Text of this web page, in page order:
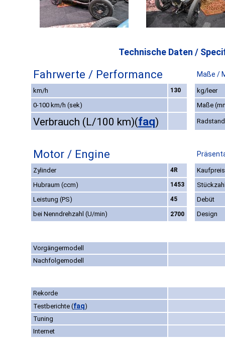
Technische Daten /
Fahrwerte / Performance Maße /
km/h 130
kg/leer
0-100 km/h (sek)
Maße
Verbrauch (L/100 km)(faq)
Motor / Engine
Zylinder 4R
Hubraum (ccm)
1453
Leistung (PS)
45
Debüt
bei Nenndrehzahl (U/min)
2700 Design
Vorgängermodell
Nachfolgemodell
Rekorde
Testberichte (faq)
Tuning
Internet